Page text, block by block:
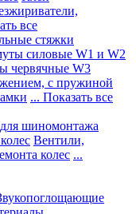
все
стяжки
силовые W1 и W2
червячные W3
с пружиной
... Показать все
шиномонтажа
Вентили,
колес ...